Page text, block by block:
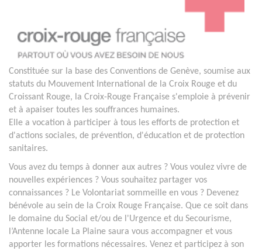
Constituée sur la base des Conventions de Genève, soumise aux
statuts du Mouvement International de la Croix Rouge et du
Croissant Rouge, la Croix-Rouge Française s'emploie à prévenir
et à apaiser toutes les souffrances humaines.
Elle a vocation à participer à tous les efforts de protection et
d'actions sociales, de prévention, d'éducation et de protection
sanitaires.
Vous avez du temps à donner aux autres ? Vous voulez vivre de
nouvelles expériences ? Vous souhaitez partager vos
connaissances ? Le Volontariat sommeille en vous ? Devenez
bénévole au sein de la Croix Rouge Française. Que ce soit dans
le domaine du Social et/ou de l'Urgence et du Secourisme,
l’Antenne locale La Plaine saura vous accompagner et vous
apporter les formations nécessaires. Venez et participez à son